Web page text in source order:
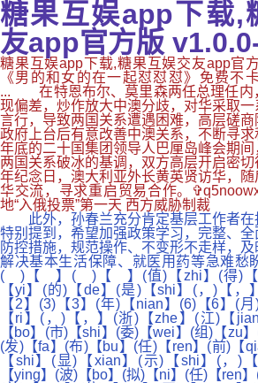
糖果互娱app下载,
友app官方版
糖果互娱app下载,糖果互娱交友app官
《男的和女的在一起怼怼怼》免费不
... 在特恩布尔、莫里森两任总理任内
现偏差，炒作放大中澳分歧，对华采取
言行，导致两国关系遭遇困难，高层磋
政府上台后有意改善中澳关系，不断寻
年底的二十国集团领导人巴厘岛峰会期
两国关系破冰的基调，双方高层开启密
年纪念日，澳大利亚外长黄英贤访华，
华交流，寻求重启贸易合作。
地“入俄投票”第一天 西方威胁制裁
此外，孙春兰充分肯定基层工作者在
特别提到，希望加强政策学习，完整、
防控措施，规范操作、不变形不走样，
解决基本生活保障、就医用药等急难愁
( )【 】( )【 】(值)【zhi】(得)【
【yi】(的)【de】(是)【shi】(，)【，
【2】(3)【3】(年)【nian】(6)【6】(
【ri】(，)【，】(浙)【zhe】(江)【
【bo】(市)【shi】(委)【wei】(组)【zu
(发)【fa】(布)【bu】(任)【ren】(前)【
【shi】(显)【xian】(示)【shi】(，)
【ying】(波)【bo】(拟)【ni】(任)【ren